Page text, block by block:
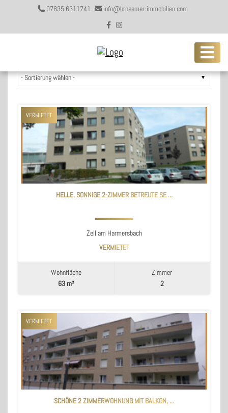
07835 6311741 info@brosemer-immobilien.com
VERMIETET
HELLE, SONNIGE 2-ZIMMER BETREUTE SE ...
Zell am Harmersbach
VERMIETET
Wohnfläche
63 m²
Zimmer
2
VERMIETET
SCHÖNE 2 ZIMMERWOHNUNG MIT BALKON, ...